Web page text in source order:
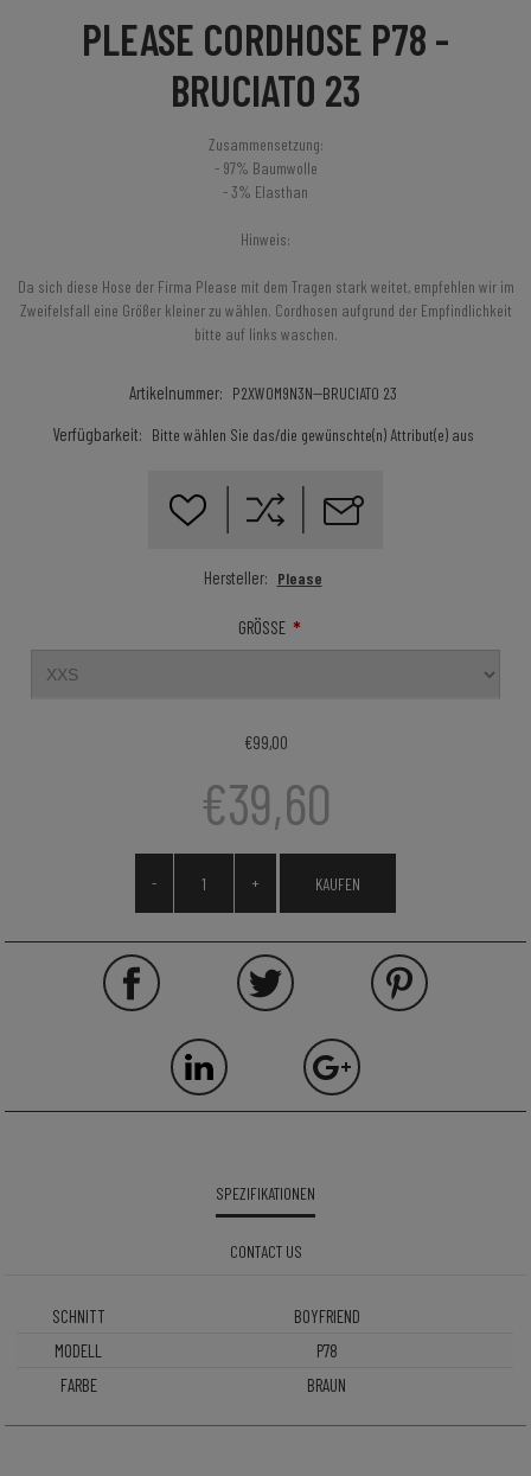
PLEASE CORDHOSE P78 -
BRUCIATO 23
Zusammensetzung:
- 97% Baumwolle
- 3% Elasthan
Hinweis:
Da sich diese Hose der Firma Please mit dem Tragen stark weitet, empfehlen wir im
Zweifelsfall eine Größer kleiner zu wählen. Cordhosen aufgrund der Empfindlichkeit
bitte auf links waschen.
Artikelnummer: P2XWOM9N3N--BRUCIATO 23
Verfügbarkeit: Bitte wählen Sie das/die gewünschte(n) Attribut(e) aus
Hersteller: Please
GRÖSSE *
€99,00
€39,60
- +
SPEZIFIKATIONEN
CONTACT US
SCHNITT
BOYFRIEND
MODELL
P78
FARBE
BRAUN